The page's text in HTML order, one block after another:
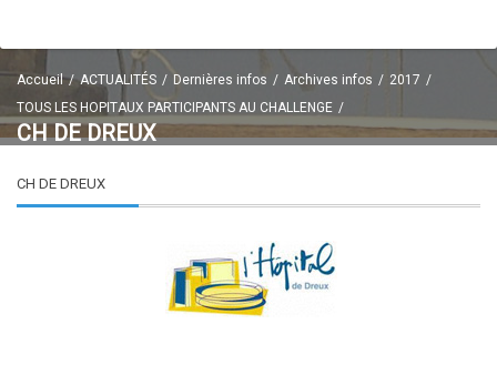
Accueil ACTUALITÉS Dernières infos Archives infos
2017
TOUS LES HOPITAUX PARTICIPANTS AU CHALLENGE
CH DE DREUX
CH DE DREUX